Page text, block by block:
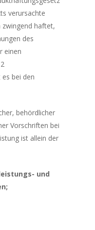
verursachte
zwingend haftet,
des
einen
bei den
behördlicher
Vorschriften bei
ist allein der
und